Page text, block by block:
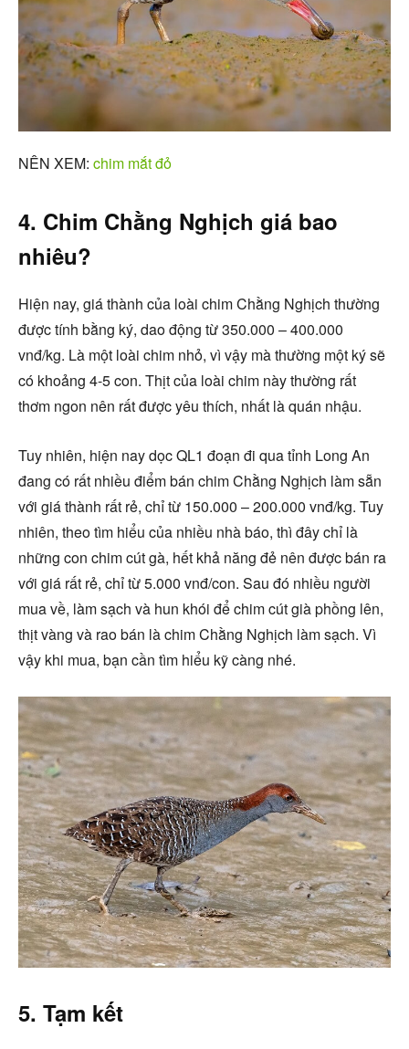
NÊN XEM: chim mắt đỏ
4. Chim Chằng Nghịch giá bao
nhiêu?
Hiện nay, giá thành của loài chim Chằng Nghịch thường
được tính bằng ký, dao động từ 350.000 – 400.000
vnđ/kg. Là một loài chim nhỏ, vì vậy mà thường một ký sẽ
có khoảng 4-5 con. Thịt của loài chim này thường rất
thơm ngon nên rất được yêu thích, nhất là quán nhậu.
Tuy nhiên, hiện nay dọc QL1 đoạn đi qua tỉnh Long An
đang có rất nhiều điểm bán chim Chằng Nghịch làm sẵn
với giá thành rất rẻ, chỉ từ 150.000 – 200.000 vnđ/kg. Tuy
nhiên, theo tìm hiểu của nhiều nhà báo, thì đây chỉ là
những con chim cút gà, hết khả năng đẻ nên được bán ra
với giá rất rẻ, chỉ từ 5.000 vnđ/con. Sau đó nhiều người
mua về, làm sạch và hun khói để chim cút già phồng lên,
thịt vàng và rao bán là chim Chằng Nghịch làm sạch. Vì
vậy khi mua, bạn cần tìm hiểu kỹ càng nhé.
5. Tạm kết